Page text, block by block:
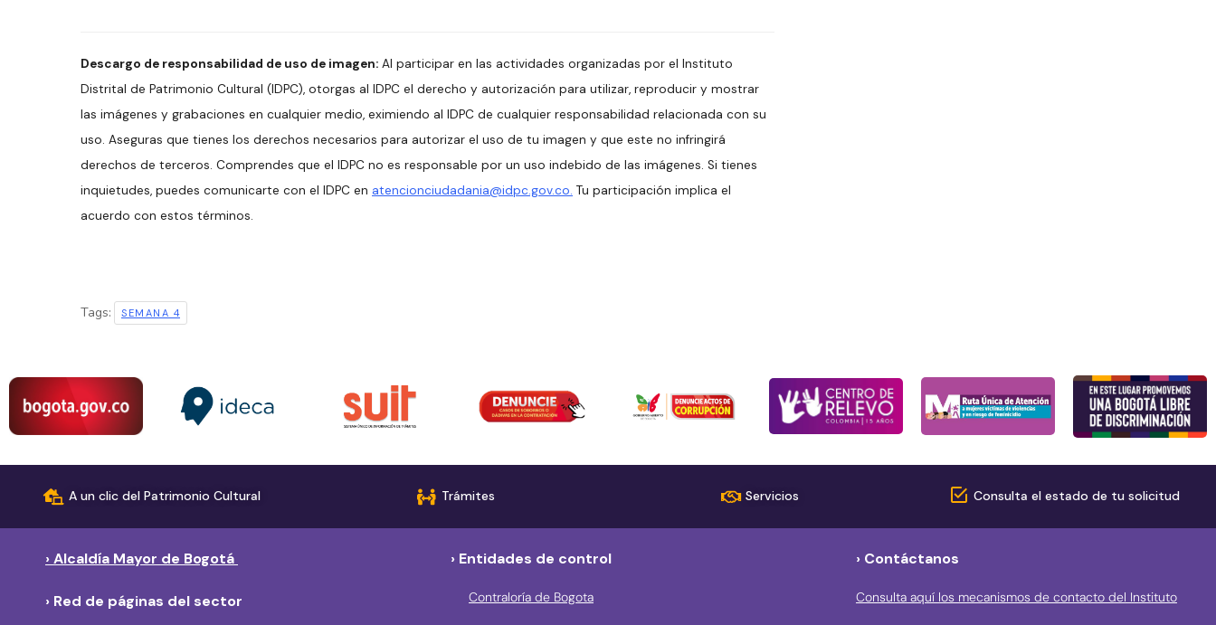
Descargo de responsabilidad de uso de imagen: Al participar en las actividades organizadas por el Instituto
Distrital de Patrimonio Cultural (IDPC), otorgas al IDPC el derecho y autorización para utilizar, reproducir y mostrar
las imágenes y grabaciones en cualquier medio, eximiendo al IDPC de cualquier responsabilidad relacionada con su
uso. Aseguras que tienes los derechos necesarios para autorizar el uso de tu imagen y que este no infringirá
derechos de terceros. Comprendes que el IDPC no es responsable por un uso indebido de las imágenes. Si tienes
inquietudes, puedes comunicarte con el IDPC en atencionciudadania@idpc.gov.co. Tu participación implica el
acuerdo con estos términos.
Tags: SEMANA 4
A un clic del Patrimonio Cultural Trámites Servicios Consulta el estado de tu solicitud
› Alcaldía Mayor de Bogotá
› Red de páginas del sector
› Entidades de control
Contraloría de Bogota
› Contáctanos
Consulta aquí los mecanismos de contacto del Instituto